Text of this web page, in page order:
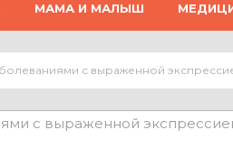
МАМА И МАЛЫШ
с выраженной